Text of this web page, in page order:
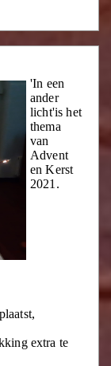
'In een
ander
licht'is het
thema
van
Advent
en Kerst
2021.
extra te